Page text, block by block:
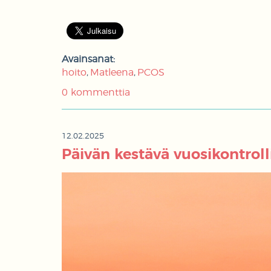
Avainsanat:
hoito Matleena PCOS
0 kommenttia
12.02.2025
Päivän kestävä